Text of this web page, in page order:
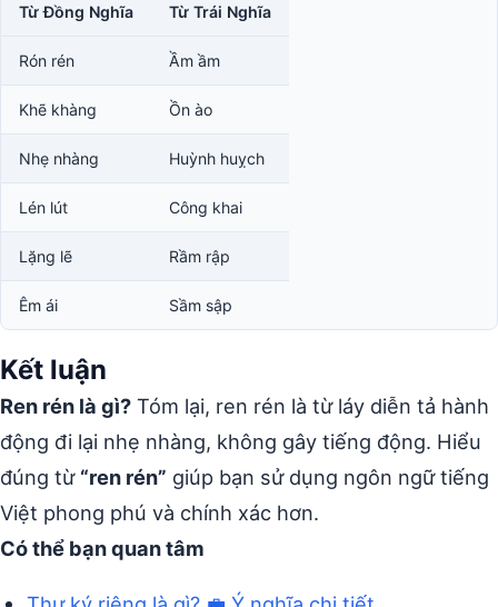
Từ Đồng Nghĩa Từ Trái Nghĩa
Rón rén Ầm ầm
Khẽ khàng Ồn ào
Nhẹ nhàng Huỳnh huỵch
Lén lút Công khai
Lặng lẽ Rầm rập
Êm ái Sầm sập
Kết luận
Ren rén là gì? Tóm lại, ren rén là từ láy diễn tả hành
động đi lại nhẹ nhàng, không gây tiếng động. Hiểu
đúng từ “ren rén” giúp bạn sử dụng ngôn ngữ tiếng
Việt phong phú và chính xác hơn.
Có thể bạn quan tâm